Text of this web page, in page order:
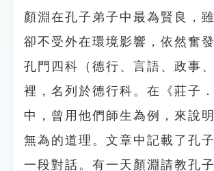
顏淵在孔子弟子中最為賢良，雖
卻不受外在環境影響，依然奮
孔門四科（德行、言語、政事、
裡，名列於德行科。在《莊子．
中，曾用他們師生為例，來說
無為的道理。文章中記載了孔
一段對話。有一天顏淵請教孔